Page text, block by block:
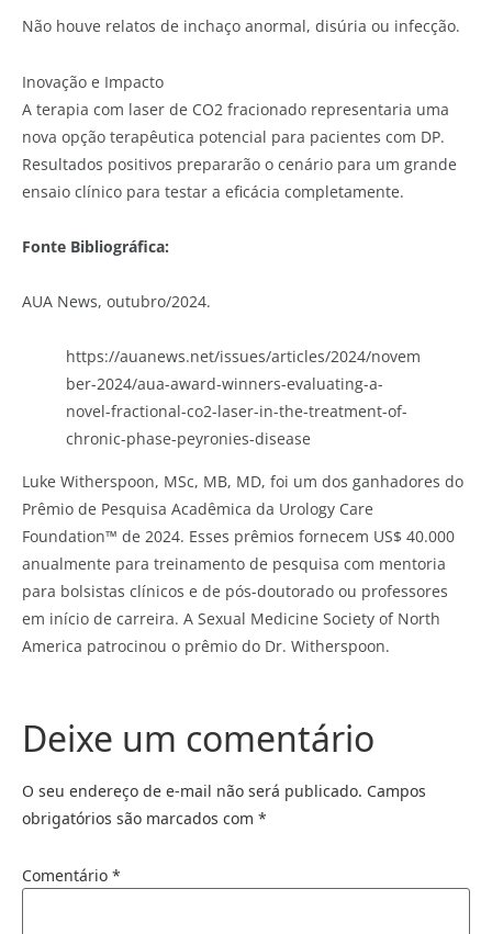
Não houve relatos de inchaço anormal, disúria ou infecção.
Inovação e Impacto
A terapia com laser de CO2 fracionado representaria uma
nova opção terapêutica potencial para pacientes com DP.
Resultados positivos prepararão o cenário para um grande
ensaio clínico para testar a eficácia completamente.
Fonte Bibliográfica:
AUA News, outubro/2024.
https://auanews.net/issues/articles/2024/novem
ber-2024/aua-award-winners-evaluating-a-
novel-fractional-co2-laser-in-the-treatment-of-
chronic-phase-peyronies-disease
Luke Witherspoon, MSc, MB, MD, foi um dos ganhadores do
Prêmio de Pesquisa Acadêmica da Urology Care
Foundation™ de 2024. Esses prêmios fornecem US$ 40.000
anualmente para treinamento de pesquisa com mentoria
para bolsistas clínicos e de pós-doutorado ou professores
em início de carreira. A Sexual Medicine Society of North
America patrocinou o prêmio do Dr. Witherspoon.
Deixe um comentário
O seu endereço de e-mail não será publicado. Campos
obrigatórios são marcados com *
Comentário *